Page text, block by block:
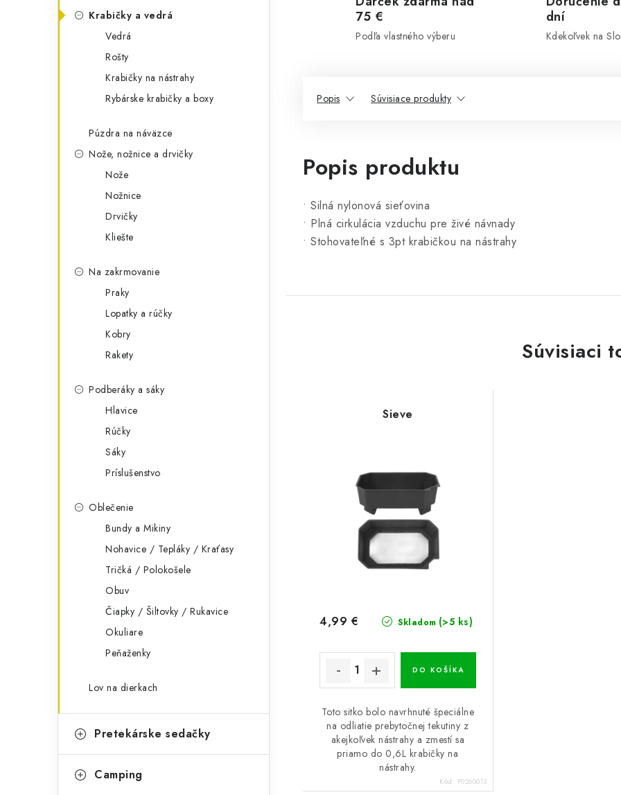
Krabičky a vedrá
Vedrá
Rošty
Krabičky na nástrahy
Rybárske krabičky a boxy
Púzdra na náväzce
Nože, nožnice a drvičky
Nože
Nožnice
Drvičky
Kliešte
Na zakrmovanie
Praky
Lopatky a rúčky
Kobry
Rakety
Podberáky a sáky
Hlavice
Rúčky
Sáky
Príslušenstvo
Oblečenie
Bundy a Mikiny
Nohavice / Tepláky / Kraťasy
Tričká / Polokošele
Obuv
Čiapky / Šiltovky / Rukavice
Okuliare
Peňaženky
Lov na dierkach
Pretekárske sedačky
Camping
75 €
Podľa vlastného výberu
dní
Kdekoľvek na
Popis Súvisiace produkty
Popis produktu
• Silná nylonová sieťovina
• Plná cirkulácia vzduchu pre živé návnady
• Stohovateľné s 3pt krabičkou na nástrahy
Súvisiaci
Sieve
Skladom (>5 ks)
4,99 €
DO KOŠÍKA
Toto sitko bolo navrhnuté špeciálne
na odliatie prebytočnej tekutiny z
akejkoľvek nástrahy a zmestí sa
priamo do 0,6L krabičky na
nástrahy.
Kód: P0260013